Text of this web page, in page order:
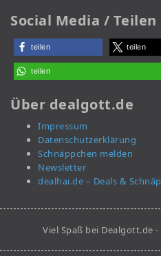
Social Media / Teilen
teilen teilen
teilen
Über dealgott.de
Impressum
Datenschutzerklärung
Schnäppchen melden
Newsletter
dealhai.de – Deals &
Viel Spaß bei Dealgott.de